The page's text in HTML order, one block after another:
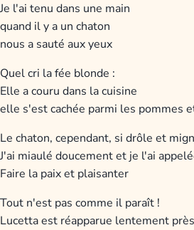
Je l'ai tenu dans une main
quand il y a un chaton
nous a sauté aux yeux
Quel cri la fée blonde :
Elle a couru dans la cuisine
elle s'est cachée parmi les pommes
Le chaton, cependant, si drôle et
J'ai miaulé doucement et je l'ai
Faire la paix et plaisanter
Tout n'est pas comme il paraît !
Lucetta est réapparue lentement